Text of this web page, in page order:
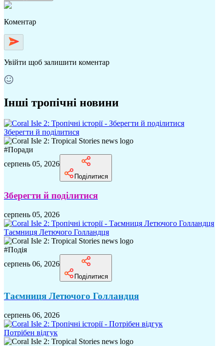
Коментар
Увійти щоб залишити коментар
Інші тропічні новини
Зберегти й поділитися
#Поради
серпень 05, 2026
Поділитися
Зберегти й поділитися
серпень 05, 2026
Таємниця Летючого Голландця
#Подія
серпень 06, 2026
Поділитися
Таємниця Летючого Голландця
серпень 06, 2026
Потрібен відгук